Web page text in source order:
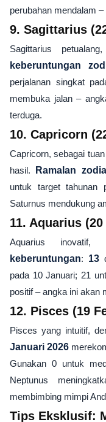
perubahan mendalam
9. Sagittarius
Sagittarius
keberuntungan
perjalanan singkat
membuka jalan –
terduga.
10. Capricorn
Capricorn, sebagai
hasil.
Ramalan
untuk target tahunan
Saturnus mendukung
11. Aquarius
Aquarius
keberuntungan: 13
pada 10 Januari; 21
positif – angka ini akan
12. Pisces (19
Pisces yang intuitif,
Januari 2026
Gunakan 0 untuk
Neptunus
membimbing mimpi
Tips Eksklusif: